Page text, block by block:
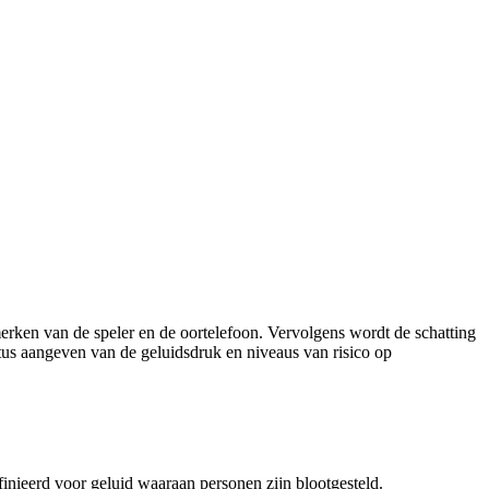
van de speler en de oortelefoon. Vervolgens wordt de schatting
aangeven van de geluidsdruk en niveaus van risico op
voor geluid waaraan personen zijn blootgesteld.